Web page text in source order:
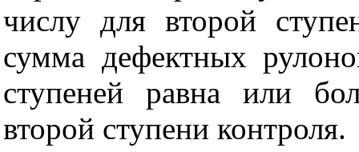
числу для второй
сумма дефектных
ступеней равна или
второй ступени контроля.